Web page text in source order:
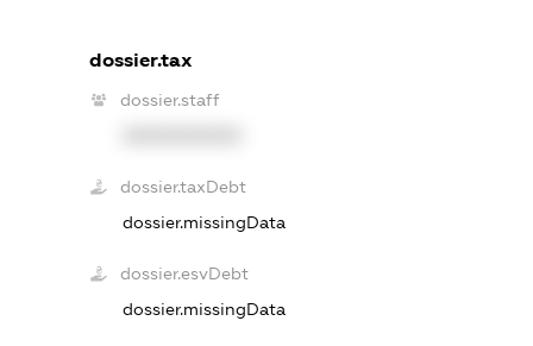
dossier.tax
dossier.staff
dossier.taxDebt
dossier.missingData
dossier.esvDebt
dossier.missingData